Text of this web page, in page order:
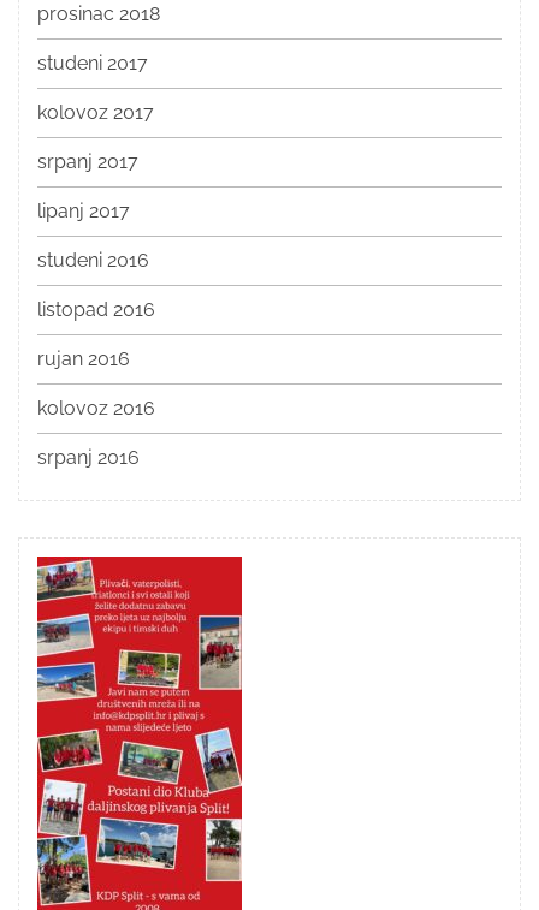
prosinac 2018
studeni 2017
kolovoz 2017
srpanj 2017
lipanj 2017
studeni 2016
listopad 2016
rujan 2016
kolovoz 2016
srpanj 2016